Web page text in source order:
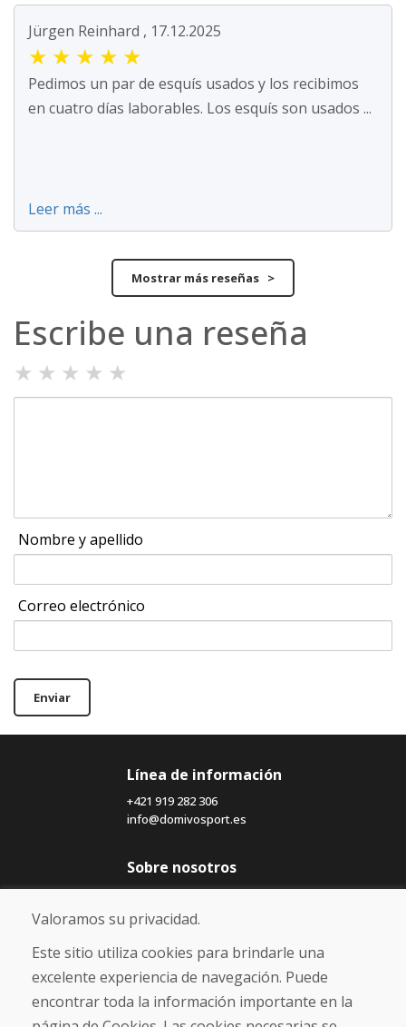
Jürgen Reinhard , 17.12.2025
★ ★ ★ ★ ★
Pedimos un par de esquís usados y los recibimos
en cuatro días laborables. Los esquís son usados ...
Leer más ...
Mostrar más reseñas >
Escribe una reseña
★ ★ ★ ★ ★
Nombre y apellido
Correo electrónico
Enviar
Línea de información
+421 919 282 306
info@domivosport.es
Sobre nosotros
Blog
Sobre nosotros
Comercio
Contacto
Compra
Tienda electrónica
Valoramos su privacidad.
Este sitio utiliza cookies para brindarle una
excelente experiencia de navegación. Puede
encontrar toda la información importante en la